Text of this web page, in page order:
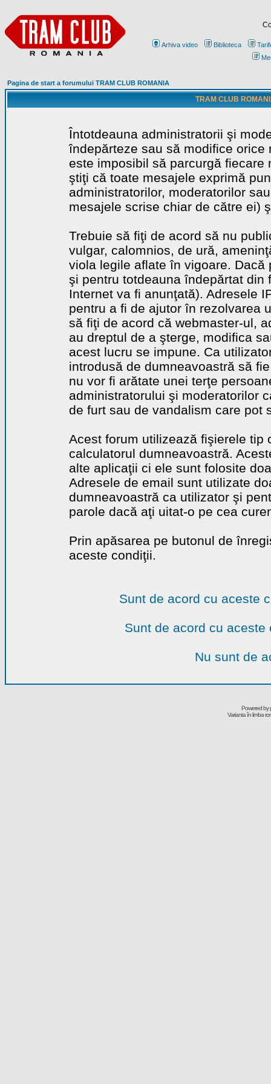
Arhiva video Biblioteca
Pagina de start a forumului TRAM CLUB ROMANIA
TRAM CLUB
Întotdeauna administratorii şi
îndepărteze sau să modifice
este imposibil să parcurgă
ştiţi că toate mesajele exprimă
administratorilor, moderatorilor
mesajele scrise chiar de către ei)
Trebuie să fiţi de acord să nu
vulgar, calomnios, de ură,
viola legile aflate în vigoare.
şi pentru totdeauna îndepărtat
Internet va fi anunţată). Adresele
pentru a fi de ajutor în rezolvarea
să fiţi de acord că webmaster-ul,
au dreptul de a şterge, modifica
acest lucru se impune. Ca
introdusă de dumneavoastră să
nu vor fi arătate unei terţe
administratorului şi moderatorilor
de furt sau de vandalism care pot
Acest forum utilizează fişierele tip
calculatorul dumneavoastră.
alte aplicaţii ci ele sunt folosite
Adresele de email sunt utilizate
dumneavoastră ca utilizator şi
parole dacă aţi uitat-o pe cea
Prin apăsarea pe butonul de
aceste condiţii.
Sunt de acord cu aceste
Sunt de acord cu
Nu sunt de
Powered by
Varianta în limba